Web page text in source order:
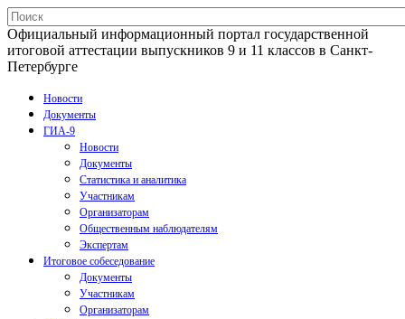
Официальный информационный портал государственной
итоговой аттестации выпускников 9 и 11 классов в Санкт-
Петербурге
Новости
Документы
ГИА-9
Новости
Документы
Статистика и аналитика
Участникам
Организаторам
Общественным наблюдателям
Экспертам
Итоговое собеседование
Документы
Участникам
Организаторам